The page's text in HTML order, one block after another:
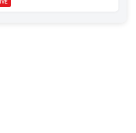
του. Ωστόσο, η εξέλιξη ήταν